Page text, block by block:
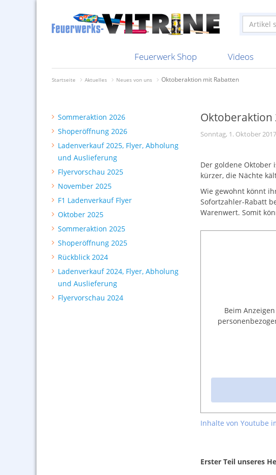
Feuerwerk Shop
Bunte Feuerwerksvitrine
Kisten
Raketen
Sortimente
Videos
2026
Silvester 2025
Knallkörper
Batterien
Shoperöffnung 2026
Ladenverkauf 2025, Flyer,
Schweizer Impressionen
Feuerwerkstourismus
Depyfag, Pyrofa &
Silberhütte
Knallkörper
Batterien
Mindestbestellwert
Selbstabholung
Zahlfristen
Rabatte
Startseite Aktuelles Neues von uns Oktoberaktion mit Rabatten
Sommeraktion 2026
Shoperöffnung 2026
Ladenverkauf 2025, Flyer, Abholung
und Auslieferung
Flyervorschau 2025
November 2025
F1 Ladenverkauf Flyer
Oktober 2025
Sommeraktion 2025
Shoperöffnung 2025
Rückblick 2024
Ladenverkauf 2024, Flyer, Abholung
und Auslieferung
Flyervorschau 2024
Oktoberaktion
Sonntag, 1. Oktober
Der goldene Oktober
kürzer, die Nächte
Wie gewohnt könnt
Sofortzahler-Rabatt
Warenwert. Somit
Beim
Inhalte von Youtube
Erster Teil unseres